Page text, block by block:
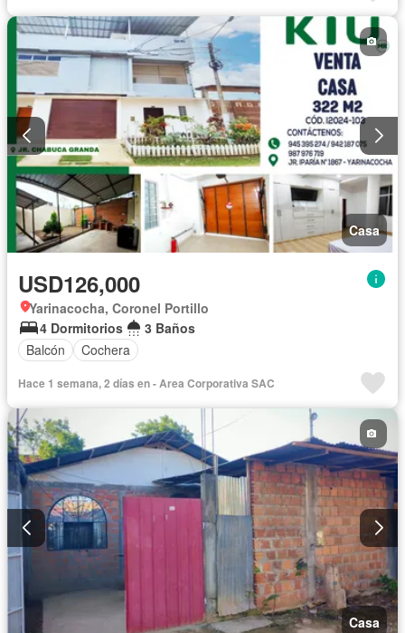
Casa
USD126,000
Yarinacocha, Coronel Portillo
4 Dormitorios
3 Baños
Balcón
Cochera
Hace 1 semana, 2 días en - Area Corporativa SAC
Casa